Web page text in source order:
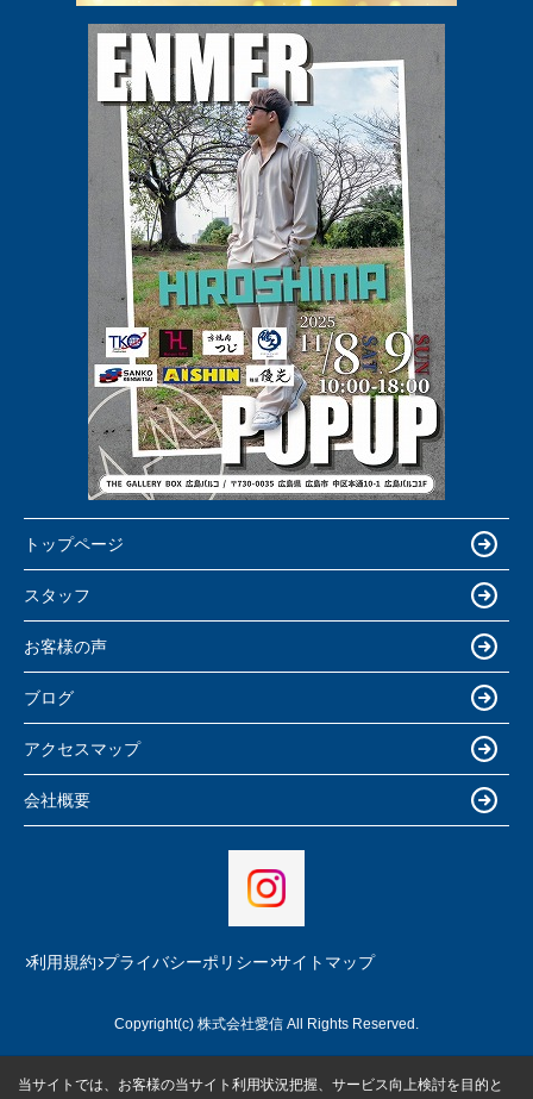
トップページ
スタッフ
お客様の声
ブログ
アクセスマップ
会社概要
利用規約 プライバシーポリシー サイトマップ
Copyright(c) 株式会社愛信 All Rights Reserved.
当サイトでは、お客様の当サイト利用状況把握、サービス向上検討を目的と